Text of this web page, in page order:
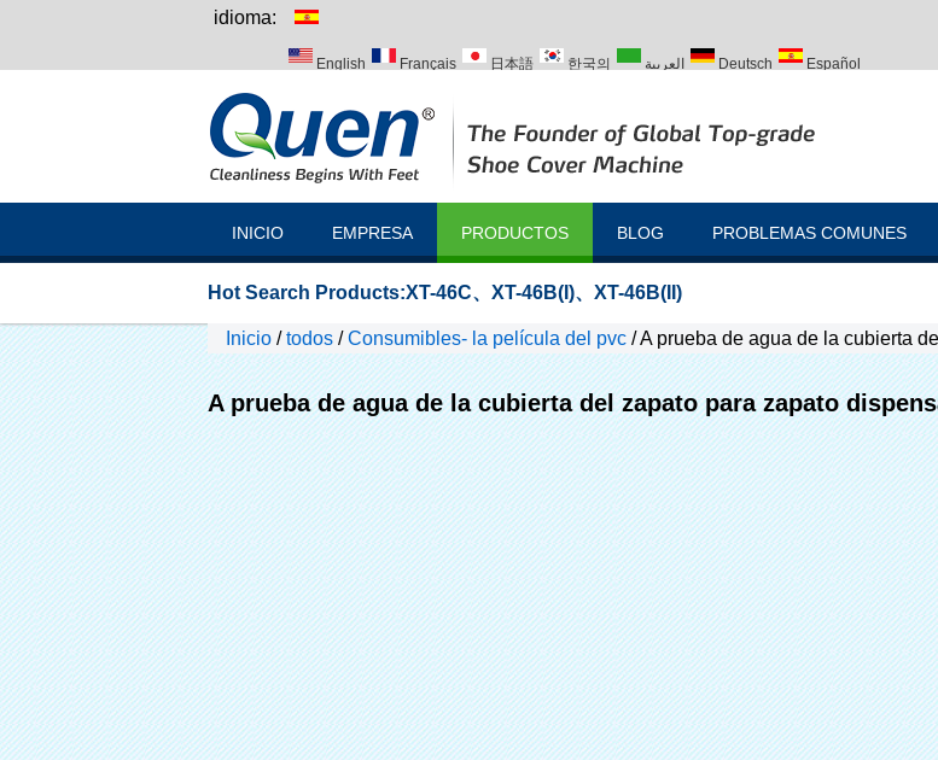
idioma:
English Français 日本語 한국의 العربية Deutsch Español
INICIO EMPRESA PRODUCTOS BLOG PROBLEMAS COMUNES
Hot Search Products:XT-46C、 XT-46B(I)、 XT-46B(II)
Inicio /todos /Consumibles- la película del pvc /A prueba de agua de la cubierta
A prueba de agua de la cubierta del zapato para zapato